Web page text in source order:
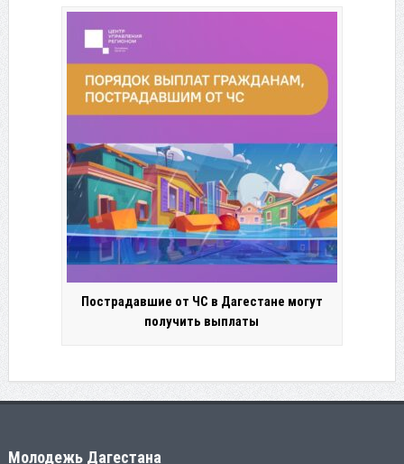
Пострадавшие от ЧС в Дагестане могут
получить выплаты
Молодежь Дагестана